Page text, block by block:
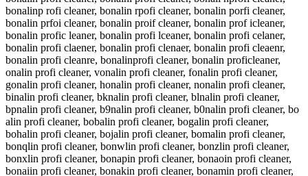
bonalinp rofi cleaner, bonalin rpofi cleaner, bonalin porfi cleaner,
bonalin prfoi cleaner, bonalin proif cleaner, bonalin prof icleaner,
bonalin profic leaner, bonalin profi lceaner, bonalin profi celaner,
bonalin profi claener, bonalin profi clenaer, bonalin profi cleaenr,
bonalin profi cleanre, bonalinprofi cleaner, bonalin proficleaner,
onalin profi cleaner, vonalin profi cleaner, fonalin profi cleaner,
gonalin profi cleaner, honalin profi cleaner, nonalin profi cleaner,
binalin profi cleaner, bknalin profi cleaner, blnalin profi cleaner,
bpnalin profi cleaner, b9nalin profi cleaner, b0nalin profi cleaner, bo
alin profi cleaner, bobalin profi cleaner, bogalin profi cleaner,
bohalin profi cleaner, bojalin profi cleaner, bomalin profi cleaner,
bonqlin profi cleaner, bonwlin profi cleaner, bonzlin profi cleaner,
bonxlin profi cleaner, bonapin profi cleaner, bonaoin profi cleaner,
bonaiin profi cleaner, bonakin profi cleaner, bonamin profi cleaner,